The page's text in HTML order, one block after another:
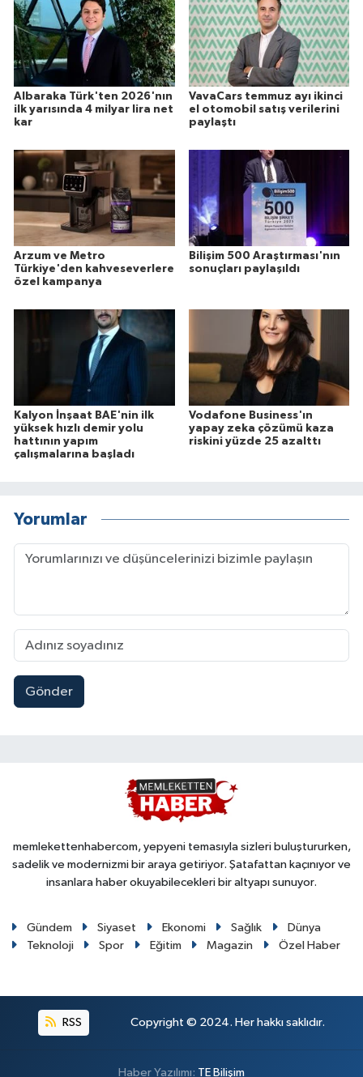
Albaraka Türk'ten 2026'nın
ilk yarısında 4 milyar lira net
kar
VavaCars temmuz ayı ikinci
el otomobil satış verilerini
paylaştı
Arzum ve Metro
Türkiye'den kahveseverlere
özel kampanya
Bilişim 500 Araştırması'nın
sonuçları paylaşıldı
Kalyon İnşaat BAE'nin ilk
yüksek hızlı demir yolu
hattının yapım
çalışmalarına başladı
Vodafone Business'ın
yapay zeka çözümü kaza
riskini yüzde 25 azalttı
Yorumlar
Gönder
memlekettenhabercom, yepyeni temasıyla sizleri buluştururken,
sadelik ve modernizmi bir araya getiriyor. Şatafattan kaçınıyor ve
insanlara haber okuyabilecekleri bir altyapı sunuyor.
Gündem Siyaset Ekonomi Sağlık
Dünya
Teknoloji
Spor Eğitim Magazin Özel Haber
RSS Copyright © 2024. Her hakkı saklıdır.
Haber Yazılımı: TE Bilişim